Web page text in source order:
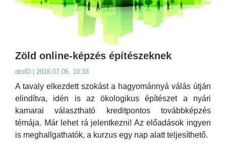
Zöld online-képzés építészeknek
droID | 2016.07.05. 10:33
A tavaly elkezdett szokást a hagyománnyá válás útján
elindítva, idén is az ökologikus építészet a nyári
kamarai választható kreditpontos továbbképzés
témája. Már lehet rá jelentkezni! Az előadások ingyen
is meghallgathatók, a kurzus egy nap alatt teljesíthető.